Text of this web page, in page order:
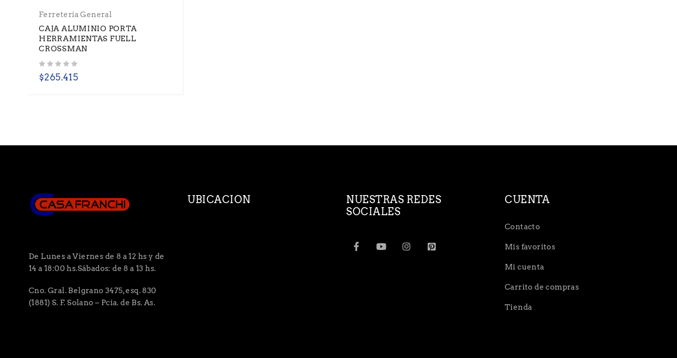
Ferretería General
CAJA ALUMINIO PORTA
HERRAMIENTAS FUELL
CROSSMAN
$265.415
De Lunes a Viernes de 8 a 12 hs y de
14 a 18:00 hs.Sábados: de 8 a 13 hs.
Cno. Gral. Belgrano 3475, esq. 830
(1881) S. F. Solano – Pcia. de Bs. As.
UBICACION
NUESTRAS REDES
SOCIALES
CUENTA
Contacto
Mis favoritos
Mi cuenta
Carrito de compras
Tienda